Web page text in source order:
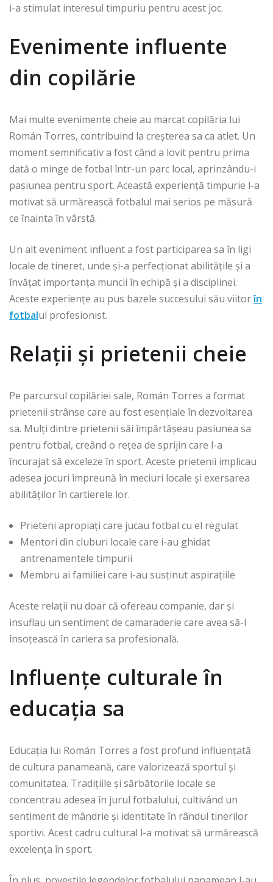
i-a stimulat interesul timpuriu pentru acest joc.
Evenimente influente
din copilărie
Mai multe evenimente cheie au marcat copilăria lui
Román Torres, contribuind la creșterea sa ca atlet. Un
moment semnificativ a fost când a lovit pentru prima
dată o minge de fotbal într-un parc local, aprinzându-i
pasiunea pentru sport. Această experiență timpurie l-a
motivat să urmărească fotbalul mai serios pe măsură
ce înainta în vârstă.
Un alt eveniment influent a fost participarea sa în ligi
locale de tineret, unde și-a perfecționat abilitățile și a
învățat importanța muncii în echipă și a disciplinei.
Aceste experiențe au pus bazele succesului său viitorîn
fotbalul profesionist.
Relații și prietenii cheie
Pe parcursul copilăriei sale, Román Torres a format
prietenii strânse care au fost esențiale în dezvoltarea
sa. Mulți dintre prietenii săi împărtășeau pasiunea sa
pentru fotbal, creând o rețea de sprijin care l-a
încurajat să exceleze în sport. Aceste prietenii implicau
adesea jocuri împreună în meciuri locale și exersarea
abilităților în cartierele lor.
Prieteni apropiați care jucau fotbal cu el regulat
Mentori din cluburi locale care i-au ghidat
antrenamentele timpurii
Membru ai familiei care i-au susținut aspirațiile
Aceste relații nu doar că ofereau companie, dar și
insuflau un sentiment de camaraderie care avea să-l
însoțească în cariera sa profesională.
Influențe culturale în
educația sa
Educația lui Román Torres a fost profund influențată
de cultura panameană, care valorizează sportul și
comunitatea. Tradițiile și sărbătorile locale se
concentrau adesea în jurul fotbalului, cultivând un
sentiment de mândrie și identitate în rândul tinerilor
sportivi. Acest cadru cultural l-a motivat să urmărească
excelența în sport.